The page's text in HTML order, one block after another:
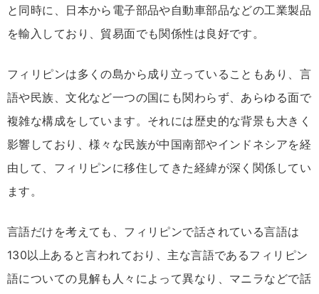
と同時に、日本から電子部品や自動車部品などの工業製品
を輸入しており、貿易面でも関係性は良好です。
フィリピンは多くの島から成り立っていることもあり、言
語や民族、文化など一つの国にも関わらず、あらゆる面で
複雑な構成をしています。それには歴史的な背景も大きく
影響しており、様々な民族が中国南部やインドネシアを経
由して、フィリピンに移住してきた経緯が深く関係してい
ます。
言語だけを考えても、フィリピンで話されている言語は
130以上あると言われており、主な言語であるフィリピン
語についての見解も人々によって異なり、マニラなどで話